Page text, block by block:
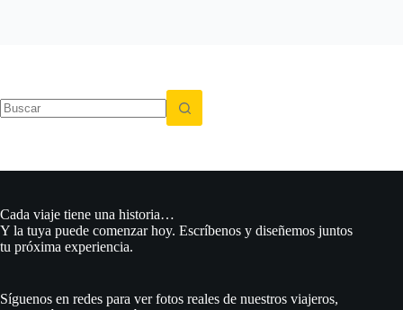
Cada viaje tiene una historia…
Y la tuya puede comenzar hoy. Escríbenos y diseñemos juntos
tu próxima experiencia.
Síguenos en redes para ver fotos reales de nuestros viajeros,